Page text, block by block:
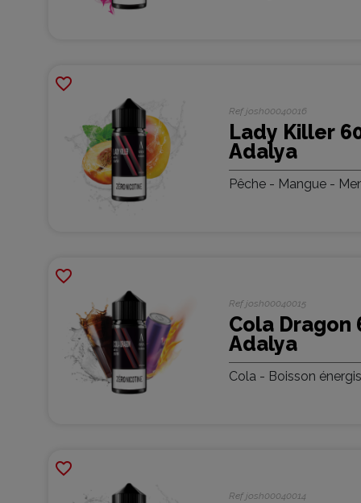
favorite_border
Ref josh00040016
Lady Killer
Adalya
Pêche - Mangue -
favorite_border
Ref josh00040015
Cola Dragon
Adalya
Cola - Boisson
favorite_border
Ref josh00040014